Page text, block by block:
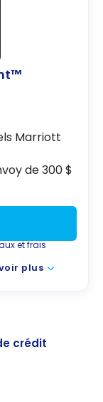
Marriott
de 300 $
et frais
plus
crédit